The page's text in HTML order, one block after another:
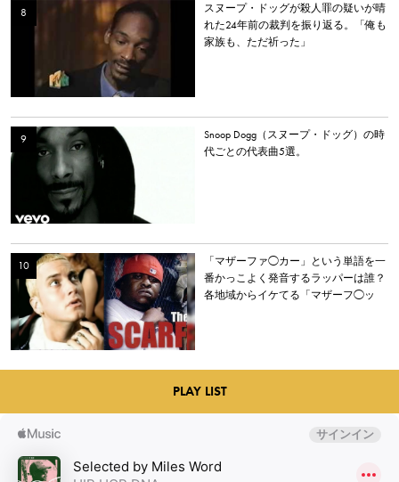
スヌープ・ドッグが殺人罪の疑いが晴
れた24年前の裁判を振り返る。「俺も
家族も、ただ祈った」
Snoop Dogg（スヌープ・ドッグ）の時
代ごとの代表曲5選。
「マザーファ◯カー」という単語を一
番かっこよく発音するラッパーは誰？
各地域からイケてる「マザーフ◯ッ
PLAY LIST